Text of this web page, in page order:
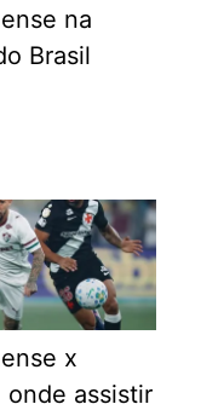
na
Brasil
x
onde assistir